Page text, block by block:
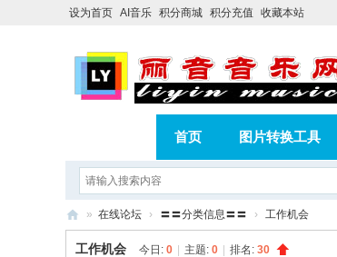
设为首页 AI音乐 积分商城 积分充值 收藏本站
首页 图片转换工具
相册 分享 记录
丽
» 在线论坛 › 〓〓分类信息〓〓 › 工作机会
工作机会 今日: 0 主题: 0 排名: 30